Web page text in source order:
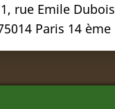
rue Emile Dubois
Paris 14 ème